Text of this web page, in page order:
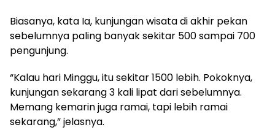
Biasanya, kata Ia, kunjungan wisata di akhir pekan
sebelumnya paling banyak sekitar 500 sampai 700
pengunjung.
“Kalau hari Minggu, itu sekitar 1500 lebih. Pokoknya,
kunjungan sekarang 3 kali lipat dari sebelumnya.
Memang kemarin juga ramai, tapi lebih ramai
sekarang,” jelasnya.